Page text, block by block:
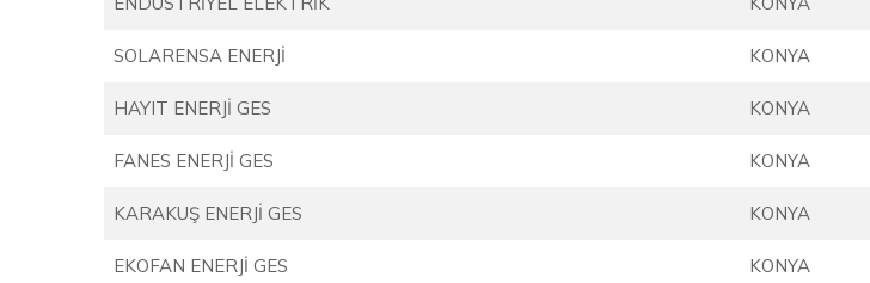
SOLARENSA ENERJİ KONYA
HAYIT ENERJİ GES KONYA
FANES ENERJİ GES KONYA
KARAKUŞ ENERJİ GES KONYA
EKOFAN ENERJİ GES KONYA